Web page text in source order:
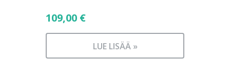
109,00 €
LUE LISÄÄ »